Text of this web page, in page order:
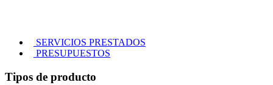
SERVICIOS PRESTADOS
PRESUPUESTOS
Tipos de producto